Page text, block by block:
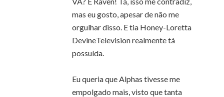
mas eu gosto, apesar de não me
orgulhar disso. E tia Honey-Loretta
DevineTelevision realmente tá
possuída.
Eu queria que Alphas tivesse me
empolgado mais, visto que tanta